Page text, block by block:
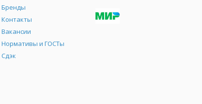
Бренды
Контакты
Вакансии
Нормативы и ГОСТы
Сдэк